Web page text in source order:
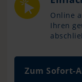
Online
Ihren
Zum Sofort-